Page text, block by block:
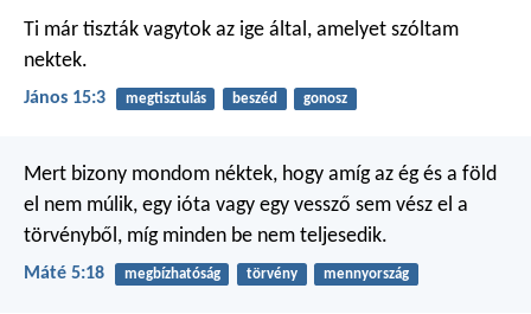
Ti már tiszták vagytok az ige által, amelyet szóltam
nektek.
János 15:3 megtisztulás beszéd gonosz
Mert bizony mondom néktek, hogy amíg az ég és a föld
el nem múlik, egy ióta vagy egy vessző sem vész el a
törvényből, míg minden be nem teljesedik.
Máté 5:18 megbízhatóság törvény mennyország